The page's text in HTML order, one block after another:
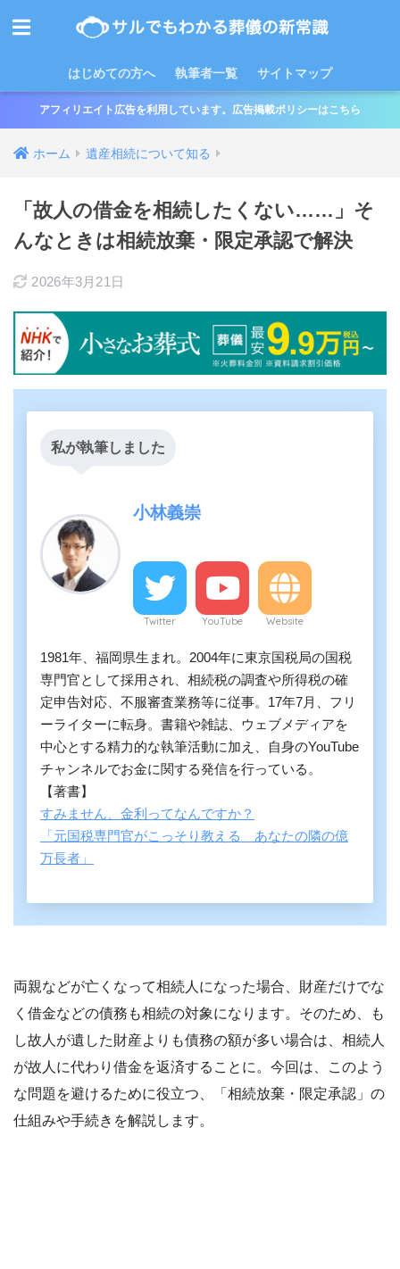
はじめての方へ 執筆者一覧 サイトマップ
アフィリエイト広告を利用しています。広告掲載ポリシーはこちら
ホーム 遺産相続について知る
「故人の借金を相続したくない……」そ
んなときは相続放棄・限定承認で解決
2026年3月21日
私が執筆しました
小林義崇
Twitter YouTube Website
1981年、福岡県生まれ。2004年に東京国税局の国税
専門官として採用され、相続税の調査や所得税の確
定申告対応、不服審査業務等に従事。17年7月、フリ
ーライターに転身。書籍や雑誌、ウェブメディアを
中心とする精力的な執筆活動に加え、自身のYouTube
チャンネルでお金に関する発信を行っている。
【著書】
すみません、金利ってなんですか？
「元国税専門官がこっそり教える あなたの隣の億
万長者」
両親などが亡くなって相続人になった場合、財産だけでな
く借金などの債務も相続の対象になります。そのため、も
し故人が遺した財産よりも債務の額が多い場合は、相続人
が故人に代わり借金を返済することに。今回は、このよう
な問題を避けるために役立つ、「相続放棄・限定承認」の
仕組みや手続きを解説します。